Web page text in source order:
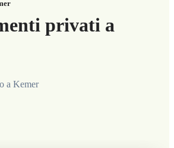
privati a
a Kemer